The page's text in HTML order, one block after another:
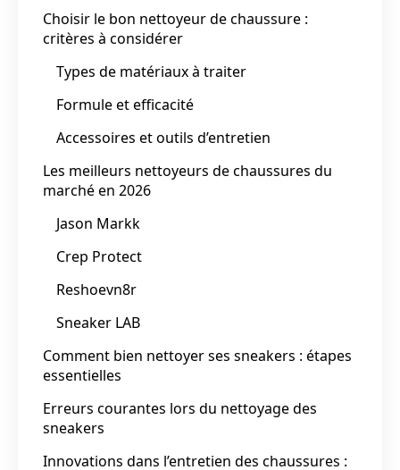
Choisir le bon nettoyeur de chaussure :
critères à considérer
Types de matériaux à traiter
Formule et efficacité
Accessoires et outils d’entretien
Les meilleurs nettoyeurs de chaussures du
marché en 2026
Jason Markk
Crep Protect
Reshoevn8r
Sneaker LAB
Comment bien nettoyer ses sneakers : étapes
essentielles
Erreurs courantes lors du nettoyage des
sneakers
Innovations dans l’entretien des chaussures :